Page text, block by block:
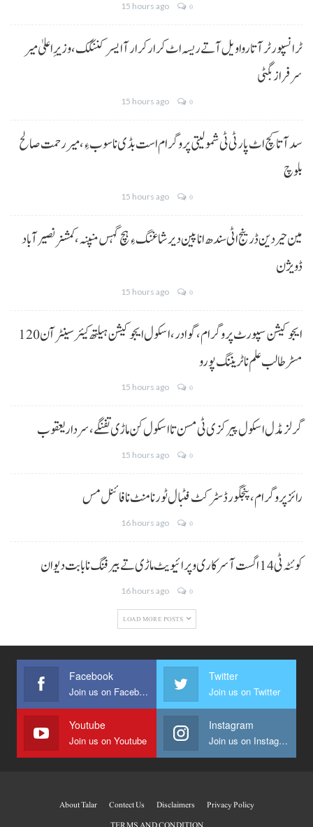
15 hours ago 0
ٹرانسپورٹر آتا روا ویل آتے ریسہ اٹ کرار کرار آ ایسر کننگک ،وزیرِ اعلیٰ میر
سرفراز بگٹی
15 hours ago 0
سد آتا کچ اٹ پارٹی ٹی شمولیتی پروگرام است بڈی نا سوب ءِ،میر رحمت صالح
بلوچ
15 hours ago 0
مین حیردین ڈرینج اٹی سندھ انا پین دیر شاغنگ ءِ ہچ گہس منپنہ،کمشنر نصیرآباد
ڈویژن
15 hours ago 0
ایجوکیشن سپورٹ پروگرام،گوادر، اسکول ایجوکیشن ہیلتھ کیئر سینٹر آن 120
مسڑ طالب علم نا ٹریننگ پورو
15 hours ago 0
گرلز مڈل اسکول پیرکزی ٹی مسن تا اسکول کن ماڑی تفنگے، سردار یعقوب
15 hours ago 0
رائز پروگرام، پنجگور ڈسٹرکٹ فٹبال ٹورنامنٹ نا فائنل مس
16 hours ago 0
کوئٹہ ٹی 14 اگست آ سرکاری و پرائیویٹ ماڑی تے بیرفنگ نا بابت دیوان
16 hours ago 0
LOAD MORE POSTS
Facebook
Join us on Facebook
Twitter
Join us on Twitter
Youtube
Join us on Youtube
Instagram
Join us on Instagram
About Talar Contect Us Disclaimers
Privacy Policy